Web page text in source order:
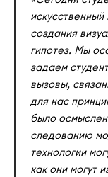
создания
гипотез. Мы
задаем
вызовы,
для нас
было
следованию
технологии
как они могут